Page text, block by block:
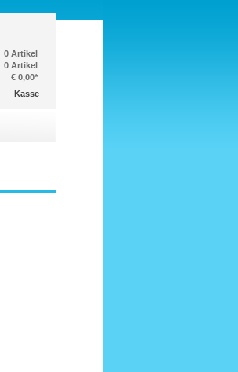
0 Artikel
0 Artikel
€ 0,00*
Kasse